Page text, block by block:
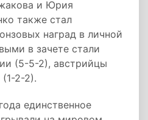
и Юрия
также стал
наград в личной
в зачете стали
(5-5-2), австрийцы
2-2).
единственное